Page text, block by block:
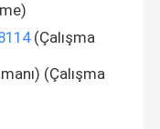
(Çalışma
(Çalışma